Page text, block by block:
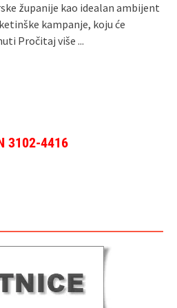
županije kao idealan ambijent
kampanje, koju će
Pročitaj više ...
3102-4416